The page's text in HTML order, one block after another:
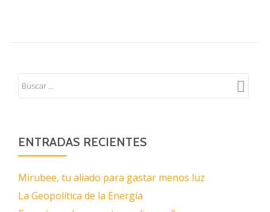
luz
ENTRADAS RECIENTES
Mirubee, tu aliado para gastar menos luz
La Geopolítica de la Energía